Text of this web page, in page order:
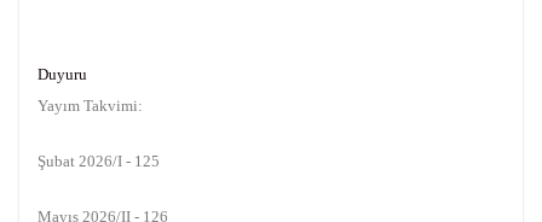
Duyuru
Yayım Takvimi:
Şubat 2026/I - 125
Mayıs 2026/II - 126